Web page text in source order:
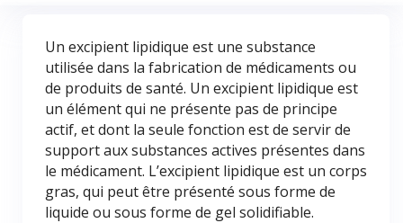
Un excipient lipidique est une substance
utilisée dans la fabrication de médicaments ou
de produits de santé. Un excipient lipidique est
un élément qui ne présente pas de principe
actif, et dont la seule fonction est de servir de
support aux substances actives présentes dans
le médicament. L’excipient lipidique est un corps
gras, qui peut être présenté sous forme de
liquide ou sous forme de gel solidifiable.